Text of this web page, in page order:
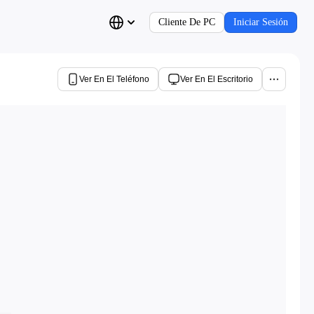
Cliente De PC Iniciar Sesión
Ver En El Teléfono Ver En El Escritorio